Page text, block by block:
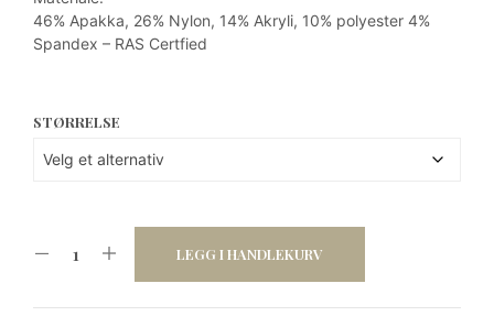
46% Apakka, 26% Nylon, 14% Akryli, 10% polyester 4%
Spandex – RAS Certfied
STØRRELSE
LEGG I HANDLEKURV